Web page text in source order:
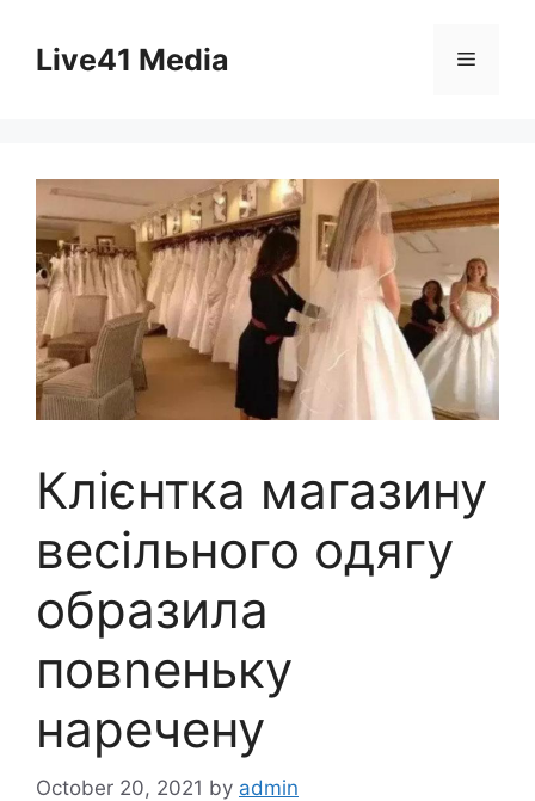
contentLive41 Media Menu
Клієнтка магазину
весільного одягу
обpазила
повnеньку
наречену
October 20, 2021 by admin